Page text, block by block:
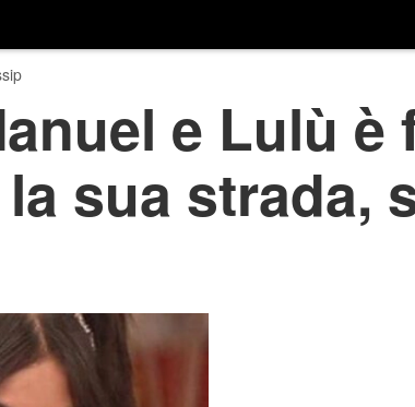
e Lulù
sua strada,